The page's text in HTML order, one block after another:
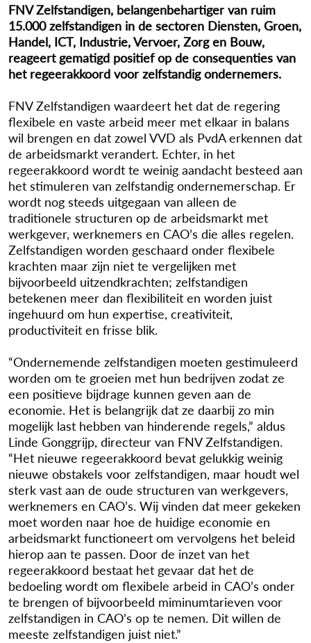
FNV Zelfstandigen, belangenbehartiger van ruim
15.000 zelfstandigen in de sectoren Diensten, Groen,
Handel, ICT, Industrie, Vervoer, Zorg en Bouw,
reageert gematigd positief op de consequenties van
het regeerakkoord voor zelfstandig ondernemers.
FNV Zelfstandigen waardeert het dat de regering
flexibele en vaste arbeid meer met elkaar in balans
wil brengen en dat zowel VVD als PvdA erkennen dat
de arbeidsmarkt verandert. Echter, in het
regeerakkoord wordt te weinig aandacht besteed aan
het stimuleren van zelfstandig ondernemerschap. Er
wordt nog steeds uitgegaan van alleen de
traditionele structuren op de arbeidsmarkt met
werkgever, werknemers en CAO’s die alles regelen.
Zelfstandigen worden geschaard onder flexibele
krachten maar zijn niet te vergelijken met
bijvoorbeeld uitzendkrachten; zelfstandigen
betekenen meer dan flexibiliteit en worden juist
ingehuurd om hun expertise, creativiteit,
productiviteit en frisse blik.
“Ondernemende zelfstandigen moeten gestimuleerd
worden om te groeien met hun bedrijven zodat ze
een positieve bijdrage kunnen geven aan de
economie. Het is belangrijk dat ze daarbij zo min
mogelijk last hebben van hinderende regels,” aldus
Linde Gonggrijp, directeur van FNV Zelfstandigen.
“Het nieuwe regeerakkoord bevat gelukkig weinig
nieuwe obstakels voor zelfstandigen, maar houdt wel
sterk vast aan de oude structuren van werkgevers,
werknemers en CAO’s. Wij vinden dat meer gekeken
moet worden naar hoe de huidige economie en
arbeidsmarkt functioneert om vervolgens het beleid
hierop aan te passen. Door de inzet van het
regeerakkoord bestaat het gevaar dat het de
bedoeling wordt om flexibele arbeid in CAO’s onder
te brengen of bijvoorbeeld miminumtarieven voor
zelfstandigen in CAO’s op te nemen. Dit willen de
meeste zelfstandigen juist niet.”